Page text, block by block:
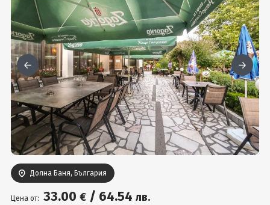
Празници
Турция
Гърция
Услуги
Вход
Долна Баня, България
Цена от: 33.00 € / 64.54 лв.